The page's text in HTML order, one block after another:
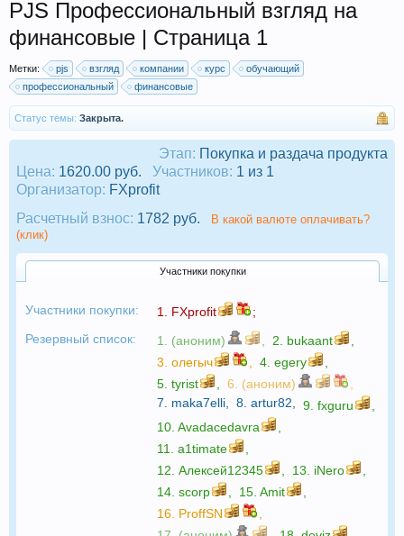
PJS Профессиональный взгляд на
финансовые | Страница 1
Метки: pjs взгляд компании курс
обучающий
профессиональный
финансовые
Статус темы: Закрыта.
Этап: Покупка и раздача продукта
Цена: 1620.00 руб. Участников: 1 из 1
Организатор: FXprofit
Расчетный взнос: 1782 руб.
В какой валюте оплачивать?
(клик)
Участники покупки
Участники покупки: 1. FXprofit
;
Резервный список:
1. (аноним) 2. bukaant
3. олегыч 4. egery
5. tyrist 6. (аноним)
7. maka7elli 8. artur82 9. fxguru
10. Avadacedavra
11. a1timate
12. Алексей12345 13. iNero
14. scorp 15. Amit
16. ProffSN